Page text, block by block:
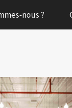
nous ?